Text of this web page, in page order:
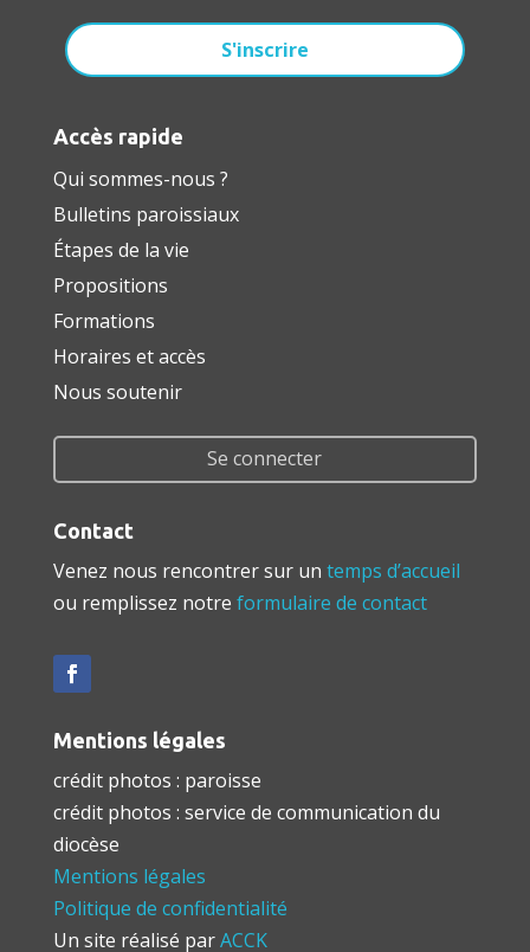
Accès rapide
Qui sommes-nous ?
Bulletins paroissiaux
Étapes de la vie
Propositions
Formations
Horaires et accès
Nous soutenir
Se connecter
Contact
Venez nous rencontrer sur un temps d’accueil
ou remplissez notre formulaire de contact
Mentions légales
crédit photos : paroisse
crédit photos : service de communication du
diocèse
Mentions légales
Politique de confidentialité
Un site réalisé parACCK